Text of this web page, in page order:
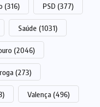
(316) PSD (377)
Saúde (1031)
(2046)
(273)
Valença (496)